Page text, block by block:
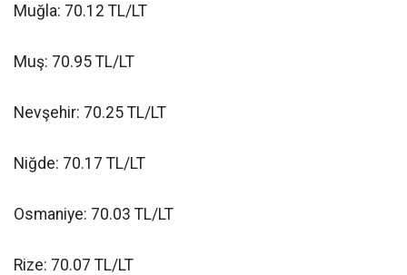
Muğla: 70.12 TL/LT
Muş: 70.95 TL/LT
Nevşehir: 70.25 TL/LT
Niğde: 70.17 TL/LT
Osmaniye: 70.03 TL/LT
Rize: 70.07 TL/LT